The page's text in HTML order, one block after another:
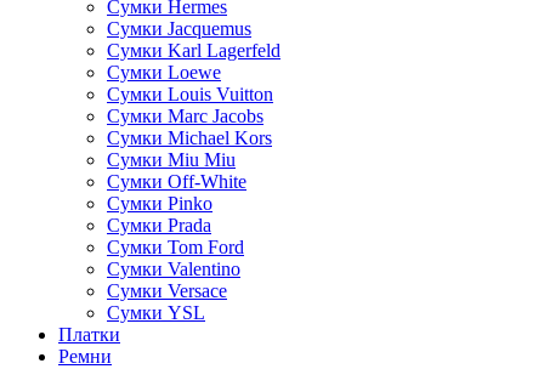
Сумки Hermes
Сумки Jacquemus
Сумки Karl Lagerfeld
Сумки Loewe
Сумки Louis Vuitton
Сумки Marc Jacobs
Сумки Michael Kors
Сумки Miu Miu
Сумки Off-White
Сумки Pinko
Сумки Prada
Сумки Tom Ford
Cумки Valentino
Сумки Versace
Сумки YSL
Платки
Ремни